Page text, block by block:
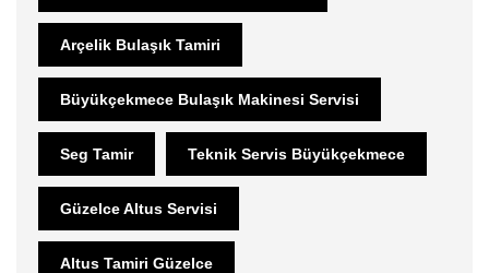
Arçelik Bulaşık Tamiri
Büyükçekmece Bulaşık Makinesi Servisi
Seg Tamir Teknik Servis Büyükçekmece
Güzelce Altus Servisi
Altus Tamiri Güzelce